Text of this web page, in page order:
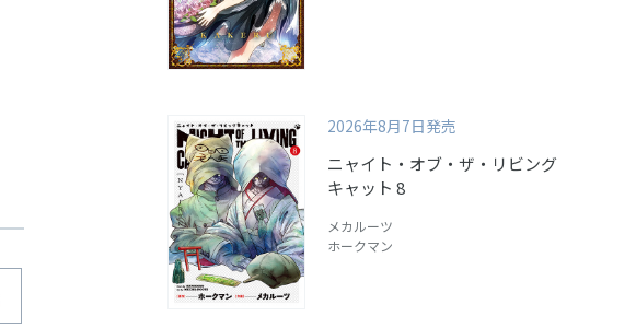
2026年8月7日発売
ニャイト・オブ・ザ・リビング
キャット 8
メカルーツ
ホークマン